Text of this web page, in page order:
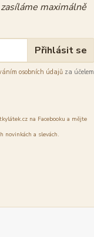
maximálně
Přihlásit se
osobních údajů za účelem
na Facebooku a mějte
novinkách a slevách.